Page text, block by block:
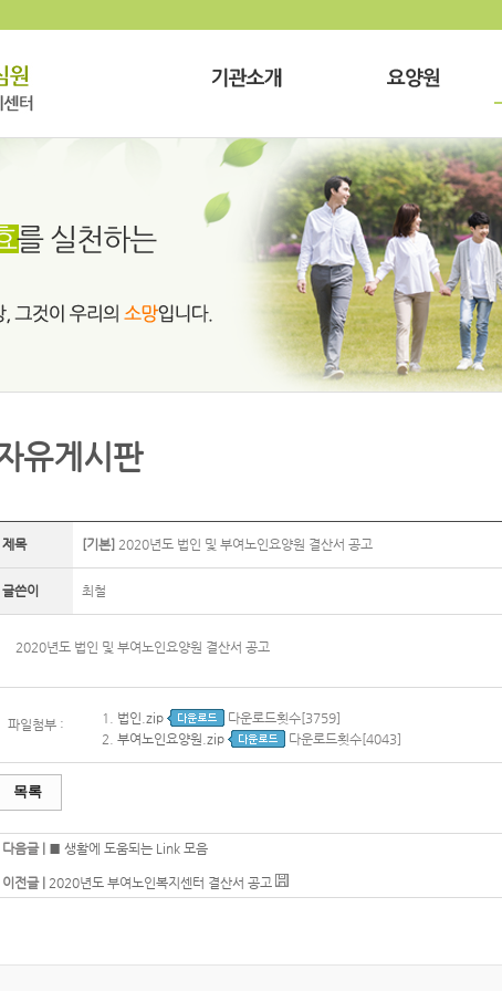
유게시판
제목 [기본] 2020년도 법인 및 부여노인요양원 결산서 공고
글쓴이 최철
2020년도 법인 및 부여노인요양원 결산서 공고
파일첨부 : 1. 법인.zip
다운로드횟수[3759]
2. 부여노인요양원.zip 다운로드횟수[4043]
목록
다음글 | ■ 생활에 도움되는 Link 모음
이전글 | 2020년도 부여노인복지센터 결산서 공고